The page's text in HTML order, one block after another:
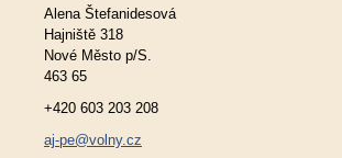
Alena Štefanidesová
Hajniště 318
Nové Město p/S.
463 65
+420 603 203 208
aj-pe@volny.cz